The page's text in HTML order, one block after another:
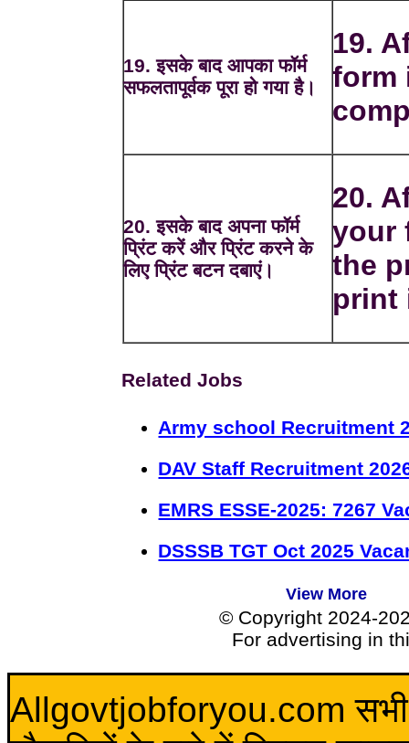
19. इसके बाद आपका फॉर्म
सफलतापूर्वक पूरा हो गया है।
19.
form
20. इसके बाद अपना फॉर्म
प्रिंट करें और प्रिंट करने के
लिए प्रिंट बटन दबाएं।
20.
your
the
print
Related Jobs
Army school Recruitment
DAV Staff Recruitment
EMRS ESSE-2025: 7267
DSSSB TGT Oct 2025
View More
© Copyright 2024-
For advertising in
Allgovtjobforyou.com सभी